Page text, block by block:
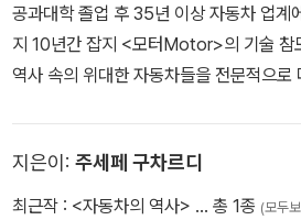
공과대학 졸업 후 35년 이상 자동차 업계
지 10년간 잡지 <모터Motor>의 기술 참
역사 속의 위대한 자동차들을 전문적으로
지은이: 주세페 구차르디
최근작 : <자동차의 역사> … 총 1종 (모두